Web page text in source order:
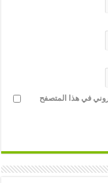
في هذا المتصفح